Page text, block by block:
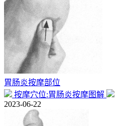
胃肠炎按摩部位
按摩穴位:胃肠炎按摩图解
2023-06-22